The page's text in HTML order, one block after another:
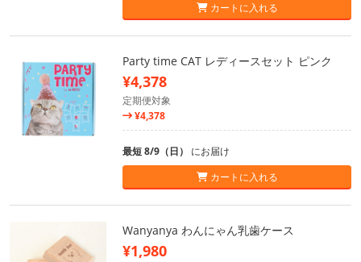
カートに入れる
Party time CAT レディースセット ピンク
¥4,378
定期便対象
¥4,378
最短 8/9（日） にお届け
カートに入れる
Wanyanya わんにゃん乳歯ケース
¥1,980